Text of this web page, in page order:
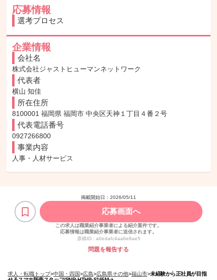
応募情報
選考プロセス
企業情報
会社名
株式会社ジャストヒューマンネットワーク
代表者
横山 知佳
所在住所
8100001 福岡県 福岡市 中央区天神１丁目４番２号
代表電話番号
0927266800
事業内容
人事・人材サービス
掲載開始日： 2026/05/11
応募画面へ
この求人は職業紹介事業者による紹介案件です。
応募情報は職業紹介事業者に送信されます。
原稿ID : a0edafc4aa6e8ae5
問題を報告する
求人・転職トップ>中国・四国>広島>広島県その他>福山市>未経験から正社員が目指